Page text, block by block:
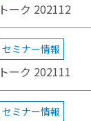
ーク 202112
セミナー情報
ーク 202111
セミナー情報